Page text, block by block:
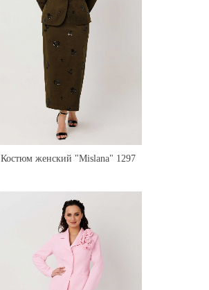
Костюм женский "Mislana" 1297